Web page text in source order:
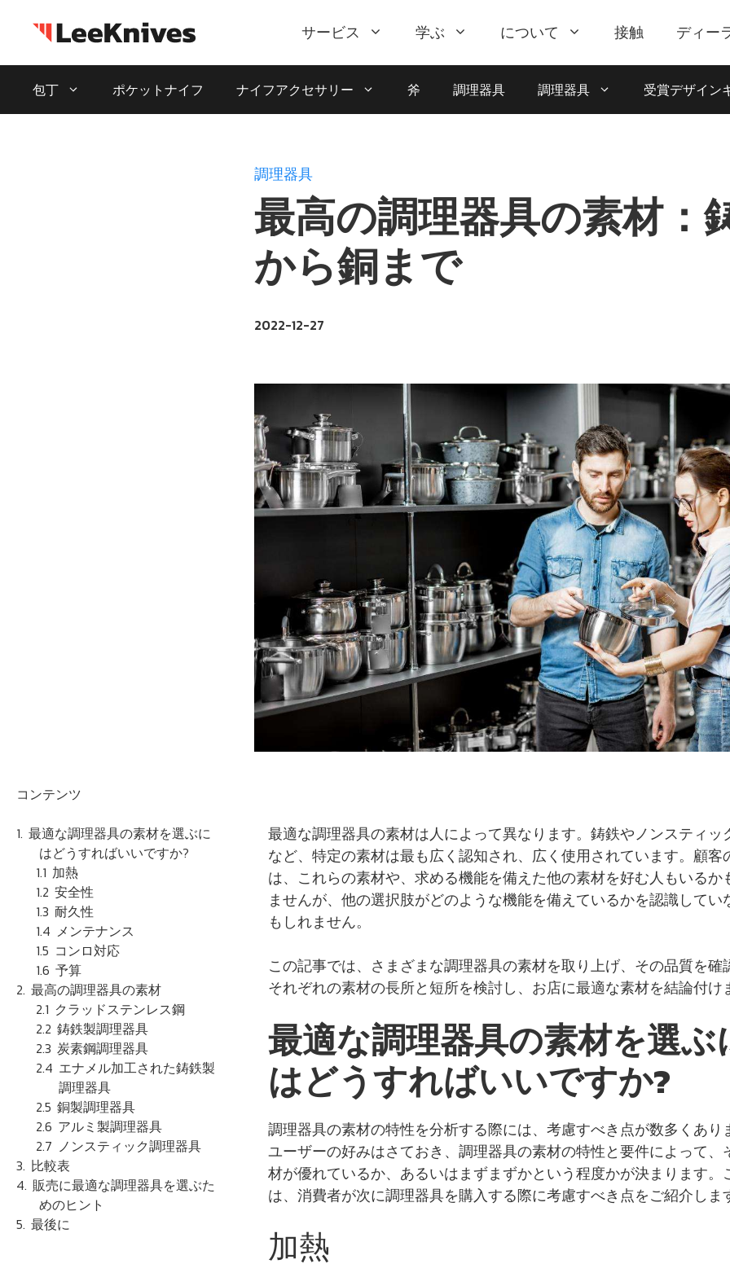
に
サービス 学ぶ について 接触 ディー
包丁 ポケットナイフ ナイフアクセサリー 斧 調理器具 調理器具 受賞デザイン
調理器具
最高の調理器具の素材：
から銅まで
2022-12-27
最適な調理器具の素材は人によって異なります。鋳鉄やノンスティッ
など、特定の素材は最も広く認知され、広く使用されています。顧客
は、これらの素材や、求める機能を備えた他の素材を好む人もいるか
ませんが、他の選択肢がどのような機能を備えているかを認識してい
もしれません。
この記事では、さまざまな調理器具の素材を取り上げ、その品質を確
それぞれの素材の長所と短所を検討し、お店に最適な素材を結論付け
最適な調理器具の素材を選ぶ
はどうすればいいですか?
調理器具の素材の特性を分析する際には、考慮すべき点が数多くあり
ユーザーの好みはさておき、調理器具の素材の特性と要件によって、
材が優れているか、あるいはまずまずかという程度かが決まります。
は、消費者が次に調理器具を購入する際に考慮すべき点をご紹介しま
加熱
コンテンツ
最適な調理器具の素材を選ぶに
はどうすればいいですか?
加熱
安全性
耐久性
メンテナンス
コンロ対応
予算
最高の調理器具の素材
クラッドステンレス鋼
鋳鉄製調理器具
炭素鋼調理器具
エナメル加工された鋳鉄製
調理器具
銅製調理器具
アルミ製調理器具
ノンスティック調理器具
比較表
販売に最適な調理器具を選ぶた
めのヒント
最後に